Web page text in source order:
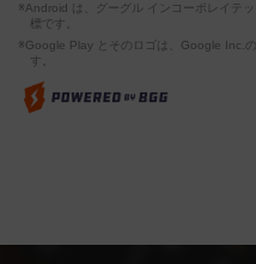
※Android は、グーグル インコーポレイテッ
標です。
※Google Play とそのロゴは、Google Inc.
す。